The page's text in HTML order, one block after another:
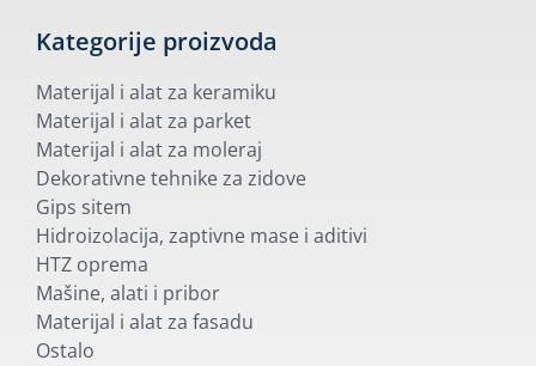
Kategorije proizvoda
Materijal i alat za keramiku
Materijal i alat za parket
Materijal i alat za moleraj
Dekorativne tehnike za zidove
Gips sitem
Hidroizolacija, zaptivne mase i aditivi
HTZ oprema
Mašine, alati i pribor
Materijal i alat za fasadu
Ostalo